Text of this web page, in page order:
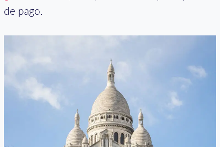
de pago.